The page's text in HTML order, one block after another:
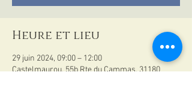
Heure et lieu
29 juin 2024, 09:00 – 12:00
Castelmaurou, 55b Rte du Cammas, 31180